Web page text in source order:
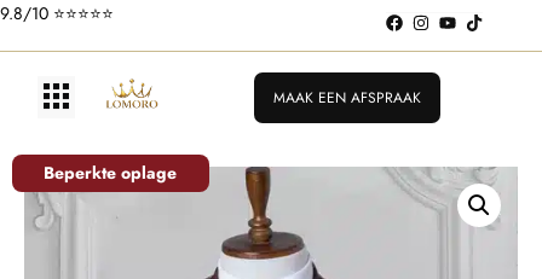
9.8/10 ⭐️⭐️⭐️⭐️⭐️
MAAK EEN AFSPRAAK
Beperkte oplage